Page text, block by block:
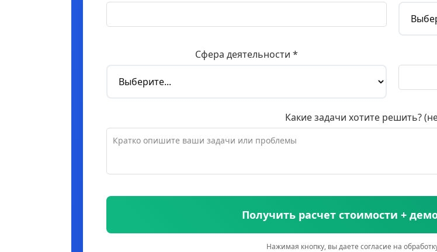
Сфера деятельности *
Какие задачи хотите решить?
Получить расчет стоимости +
Нажимая кнопку, вы даете согласие на